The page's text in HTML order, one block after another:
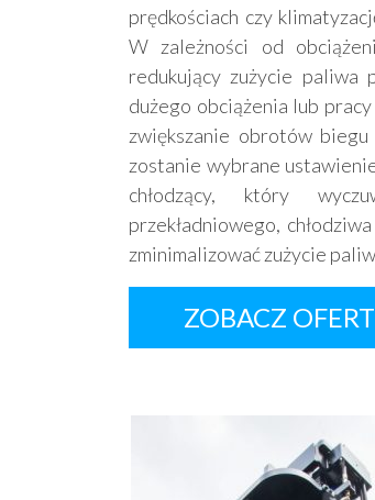
prędkościach czy
W zależności od
redukujący zużycie paliwa
dużego obciążenia lub
zwiększanie obrotów
zostanie wybrane
chłodzący, który
przekładniowego,
zminimalizować zużycie
ZOBACZ